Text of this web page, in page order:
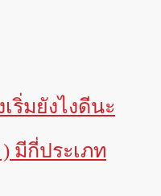
ริ่มยังไงดีนะ
มีกี่ประเภท